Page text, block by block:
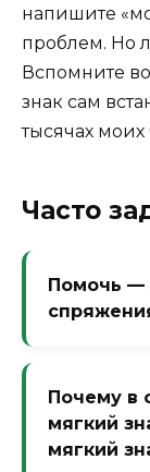
напишите
проблем. Но
Вспомните
знак сам
тысячах моих
Часто
Помочь —
я помогу,
Почему в
мягкий
мягкий